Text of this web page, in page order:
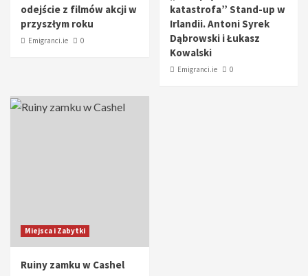
odejście z filmów akcji w
przyszłym roku
Emigranci.ie 0
katastrofa” Stand-up w
Irlandii. Antoni Syrek
Dąbrowski i Łukasz
Kowalski
Emigranci.ie 0
Miejsca i Zabytki
Ruiny zamku w Cashel